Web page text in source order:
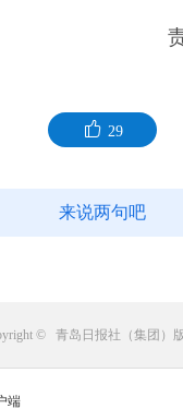
端
29
来说两句吧
© 青岛日报社（集团）